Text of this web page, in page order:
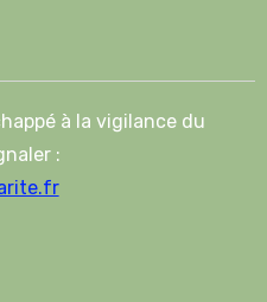
à la vigilance du
: